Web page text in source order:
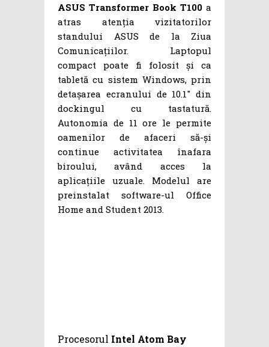
ASUS Transformer Book T100 a
atras atenția vizitatorilor
standului ASUS de la Ziua
Comunicațiilor. Laptopul
compact poate fi folosit și ca
tabletă cu sistem Windows, prin
detașarea ecranului de 10.1″ din
dockingul cu tastatură.
Autonomia de 11 ore le permite
oamenilor de afaceri să-și
continue activitatea înafara
biroului, având acces la
aplicațiile uzuale. Modelul are
preinstalat software-ul Office
Home and Student 2013.
Procesorul Intel Atom Bay